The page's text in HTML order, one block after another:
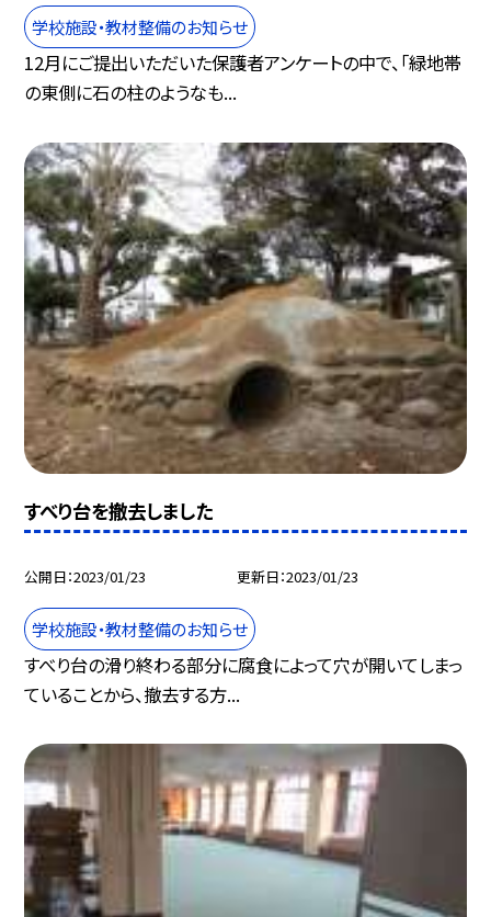
学校施設・教材整備のお知らせ
12月にご提出いただいた保護者アンケートの中で、「緑地帯
の東側に石の柱のようなも...
すべり台を撤去しました
公開日 2023/01/23 更新日 2023/01/23
学校施設・教材整備のお知らせ
すべり台の滑り終わる部分に腐食によって穴が開いてしまっ
ていることから、撤去する方...